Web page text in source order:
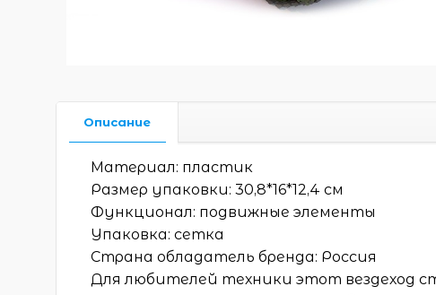
Описание
Материал: пластик
Размер упаковки: 30,8*16*12,4 см
Функционал: подвижные элементы
Упаковка: сетка
Страна обладатель бренда: Россия
Для любителей техники этот вездеход